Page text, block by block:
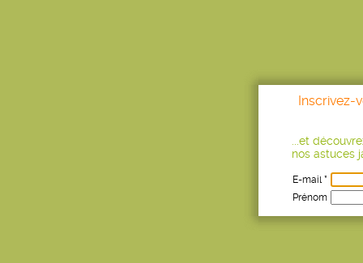
Inscrivez-
...et
nos astuces
E-mail *
Prénom
Age